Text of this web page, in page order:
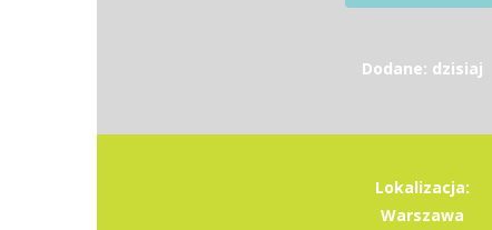
Dodane: dzisiaj
Lokalizacja:
Warszawa